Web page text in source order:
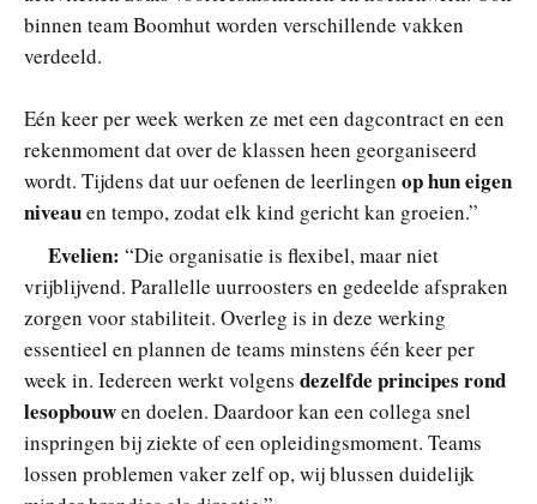
binnen team Boomhut worden verschillende vakken
verdeeld.
Eén keer per week werken ze met een dagcontract en een
rekenmoment dat over de klassen heen georganiseerd
wordt. Tijdens dat uur oefenen de leerlingen op hun eigen
niveauen tempo, zodat elk kind gericht kan groeien.”
Evelien: “Die organisatie is flexibel, maar niet
vrijblijvend. Parallelle uurroosters en gedeelde afspraken
zorgen voor stabiliteit. Overleg is in deze werking
essentieel en plannen de teams minstens één keer per
week in. Iedereen werkt volgens dezelfde principes rond
lesopbouwen doelen. Daardoor kan een collega snel
inspringen bij ziekte of een opleidingsmoment. Teams
lossen problemen vaker zelf op, wij blussen duidelijk